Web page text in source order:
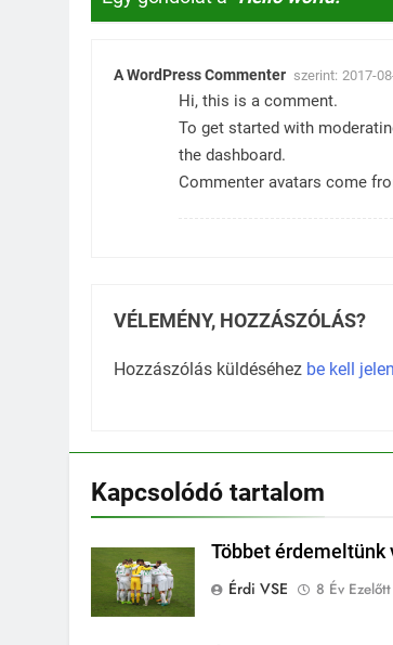
A WordPress Commenter szerint: 2017-
Hi, this is a comment.
To get started with
the dashboard.
Commenter avatars come
VÉLEMÉNY, HOZZÁSZÓLÁS?
Hozzászólás küldéséhez be kell
Kapcsolódó tartalom
Többet érdemeltünk
Érdi VSE
8 Év Ezelőtt